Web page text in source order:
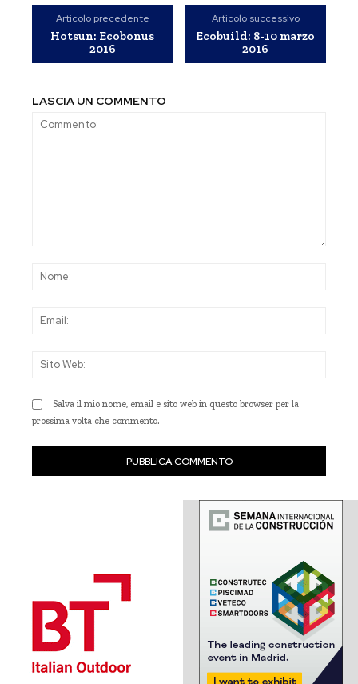
Articolo precedente
Hotsun: Ecobonus
2016
Articolo successivo
Ecobuild: 8-10 marzo
2016
LASCIA UN COMMENTO
Salva il mio nome, email e sito web in questo browser per la
prossima volta che commento.